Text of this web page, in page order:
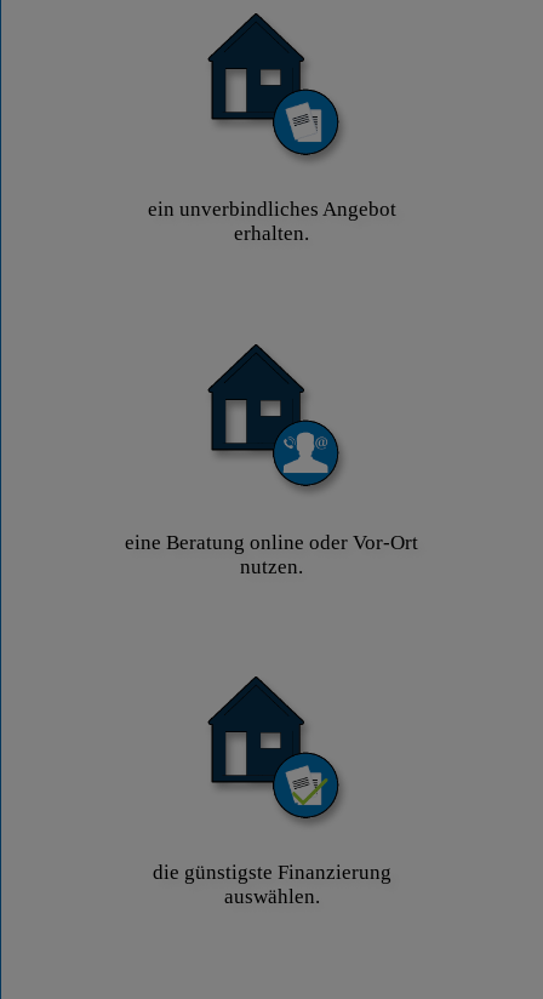
ein unverbindliches Angebot
erhalten.
eine Beratung online oder Vor-Ort
nutzen.
die günstigste Finanzierung
auswählen.